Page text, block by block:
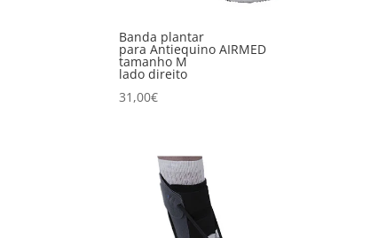
Banda plantar
para Antiequino AIRMED
tamanho M
lado direito
31,00€